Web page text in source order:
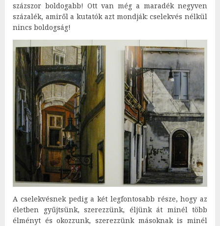
százszor boldogabb! Ott van még a maradék negyven
százalék, amiről a kutatók azt mondják: cselekvés nélkül
nincs boldogság!
A cselekvésnek pedig a két legfontosabb része, hogy az
életben gyűjtsünk, szerezzünk, éljünk át minél több
élményt és okozzunk, szerezzünk másoknak is minél